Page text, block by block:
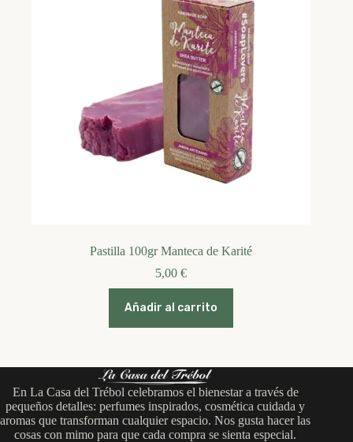
Pastilla 100gr Manteca de Karité
5,00€
Añadir al carrito
En La Casa del Trébol celebramos el bienestar a través de
pequeños detalles: perfumes inspirados, cosmética cuidada y
aromas que transforman cualquier espacio. Nos gusta hacer las
cosas con mimo para que cada compra se sienta especial.